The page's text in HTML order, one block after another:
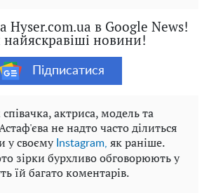
Hyser.com.ua в Google News!
найяскравіші новини!
Підписатися
актриса, модель та
не надто часто ділиться
у своєму Instagram, як раніше.
зірки бурхливо обговорюють у
їй багато коментарів.